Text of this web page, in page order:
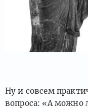
Ну и совсем
вопроса: «А можно